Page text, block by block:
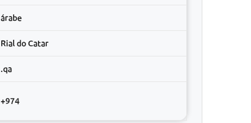
árabe
Rial do Catar
.qa
+974